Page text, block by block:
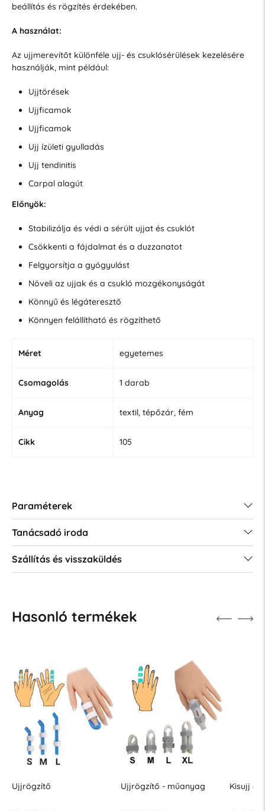
beállítás és rögzítés érdekében.
A használat:
Az ujjmerevítőt különféle ujj- és csuklósérülések kezelésére
használják, mint például:
Ujjtörések
Ujjficamok
Ujjficamok
Ujj ízületi gyulladás
Ujj tendinitis
Carpal alagút
Előnyök:
Stabilizálja és védi a sérült ujjat és csuklót
Csökkenti a fájdalmat és a duzzanatot
Felgyorsítja a gyógyulást
Növeli az ujjak és a csukló mozgékonyságát
Könnyű és légáteresztő
Könnyen felállítható és rögzíthető
Méret egyetemes
Csomagolás 1 darab
Anyag textil, tépőzár, fém
Cikk 105
Paraméterek
Tanácsadó iroda
Szállítás és visszaküldés
Hasonló termékek
Ujjrögzítő Ujjrögzítő - műanyag Kisujj